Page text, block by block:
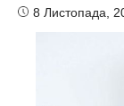
8 Листопада,